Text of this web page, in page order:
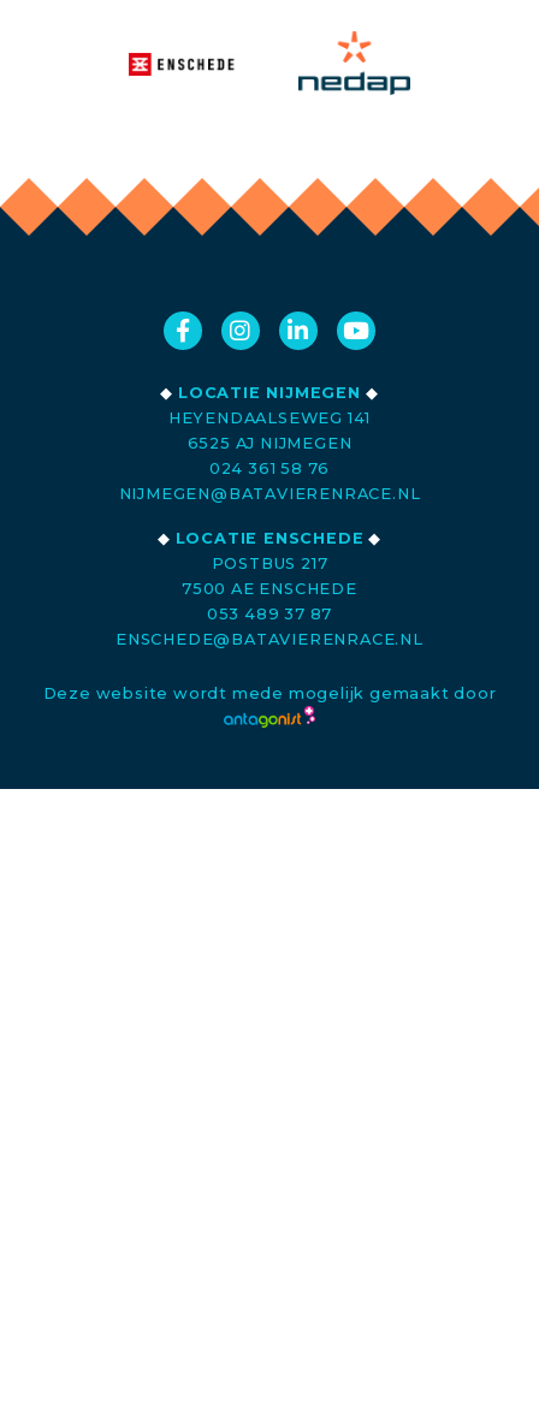
◆ LOCATIE NIJMEGEN ◆
HEYENDAALSEWEG 141
6525 AJ NIJMEGEN
024 361 58 76
NIJMEGEN@BATAVIERENRACE.NL
◆ LOCATIE ENSCHEDE ◆
POSTBUS 217
7500 AE ENSCHEDE
053 489 37 87
ENSCHEDE@BATAVIERENRACE.NL
Deze website wordt mede mogelijk gemaakt door